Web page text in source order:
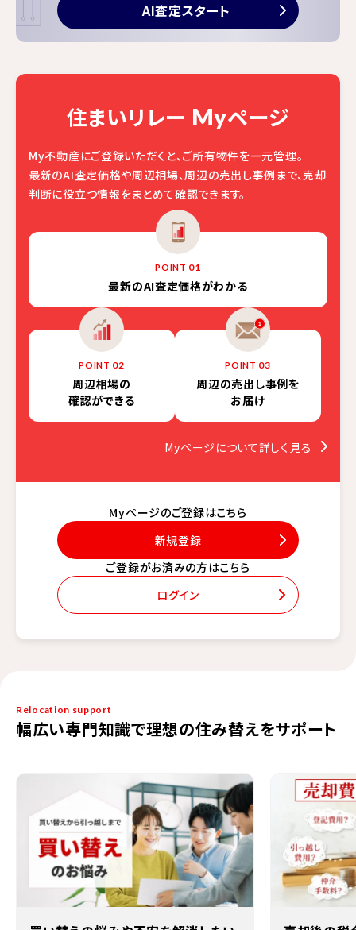
AI査定スタート
住まいリレー Myページ
My不動産にご登録いただくと、ご所有物件を一元管理。
最新のAI査定価格や周辺相場、周辺の売出し事例まで、売却
判断に役立つ情報をまとめて確認できます。
POINT 01
最新のAI査定価格がわかる
POINT 02
周辺相場の
確認ができる
POINT 03
周辺の売出し事例を
お届け
Myページについて詳しく見る
ご登録がお済みの方はこちら
ログイン
Myページのご登録はこちら
新規登録
Relocation support
幅広い専門知識で理想の住み替えをサポート